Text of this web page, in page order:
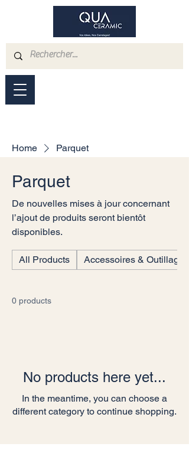
Home Parquet
Parquet
De nouvelles mises à jour concernant
l’ajout de produits seront bientôt
disponibles.
All Products Accessoires & Outillages
0 products
No products here yet...
In the meantime, you can choose a
different category to continue shopping.